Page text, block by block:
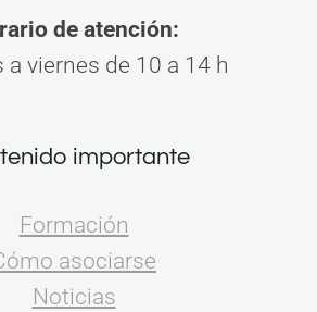
de atención:
a viernes de 10 a 14 h
importante
Formación
asociarse
Noticias